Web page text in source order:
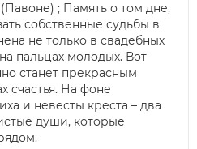
; Память о том дне,
собственные судьбы в
не только в свадебных
пальцах молодых. Вот
станет прекрасным
счастья. На фоне
и невесты креста – два
души, которые